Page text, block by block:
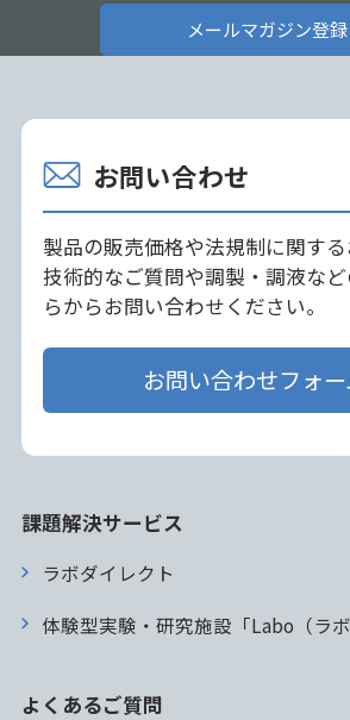
メールマガジン登録
お問い合わせ
製品の販売価格や法規制に関する
技術的なご質問や調製・調液な
らからお問い合わせください。
お問い合わせフォ
課題解決サービス
ラボダイレクト
体験型実験・研究施設「Labo（ラボ
よくあるご質問